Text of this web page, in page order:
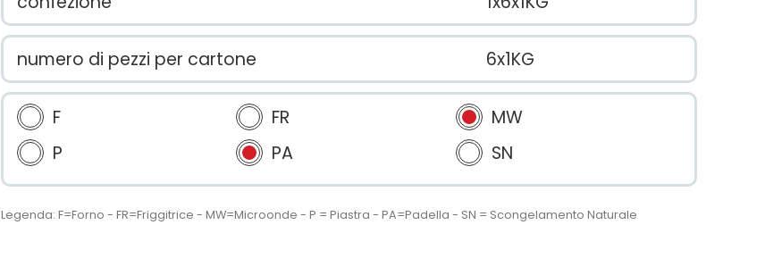
numero di pezzi per cartone 6x1KG
F FR
MW
P
PA SN
Legenda: F=Forno - FR=Friggitrice - MW=Microonde - P = Piastra - PA=Padella - SN = Scongelamento Naturale